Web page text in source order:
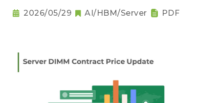
2026/05/29 AI/HBM/Server PDF